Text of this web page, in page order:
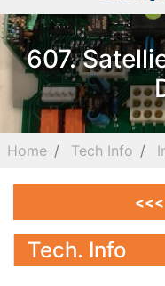
607.
Home Tech Info
Tech. Info